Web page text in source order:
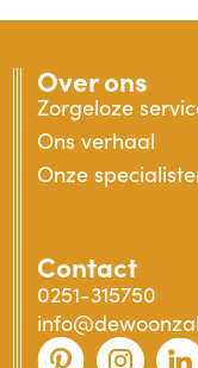
Over ons
Zorgeloze
Ons verhaal
Onze
Contact
0251-315750